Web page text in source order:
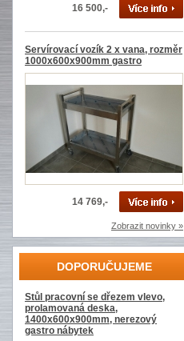
16 500,-
Servírovací vozík 2 x vana, rozměr
1000x600x900mm gastro
14 769,-
Zobrazit novinky »
DOPORUČUJEME
Stůl pracovní se dřezem vlevo,
prolamovaná deska,
1400x600x900mm, nerezový
gastro nábytek